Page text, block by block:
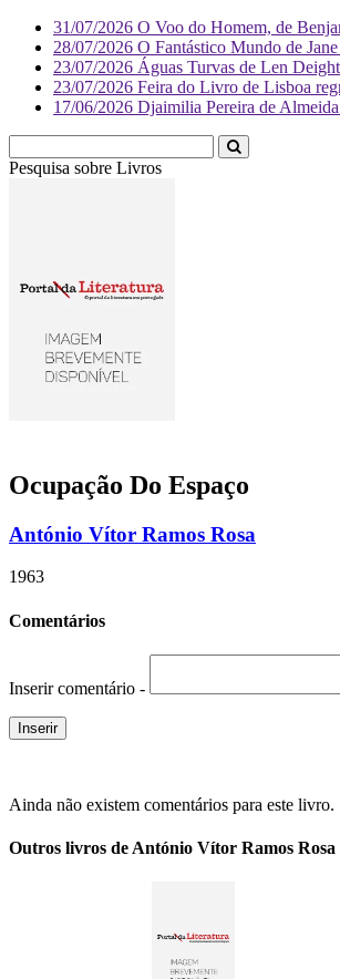
31/07/2026 O Voo do Homem, de
28/07/2026 O Fantástico Mundo de
23/07/2026 Águas Turvas de Len
23/07/2026 Feira do Livro de Lisboa
17/06/2026 Djaimilia Pereira de
Pesquisa sobre Livr
Ocupação Do Espaço
António Vítor Ramos Rosa
1963
Comentários
Inserir comentário -
Ainda não existem comentários para este livro.
Outros livros de António Vítor Ramos Rosa